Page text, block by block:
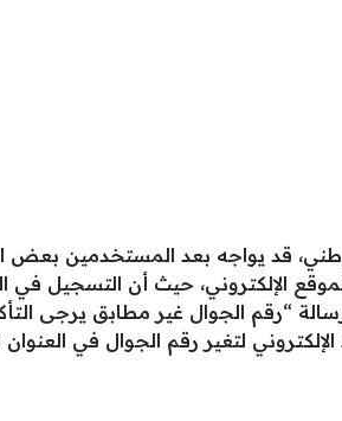
قد يواجه بعد المستخدمين بعض
الإلكتروني، حيث أن التسجيل في
“رقم الجوال غير مطابق يرجى
لتغير رقم الجوال في